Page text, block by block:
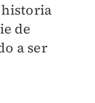
de
a ser